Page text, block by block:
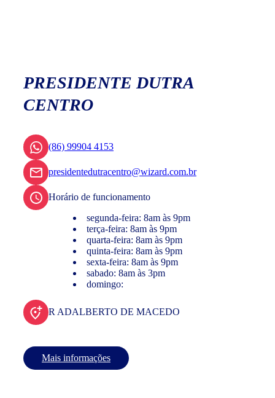
PRESIDENTE DUTRA
CENTRO
(86) 99904 4153
presidentedutracentro@wizard.com.br
Horário de funcionamento
segunda-feira: 8am às 9pm
terça-feira: 8am às 9pm
quarta-feira: 8am às 9pm
quinta-feira: 8am às 9pm
sexta-feira: 8am às 9pm
sabado: 8am às 3pm
domingo:
R ADALBERTO DE MACEDO
Mais informações